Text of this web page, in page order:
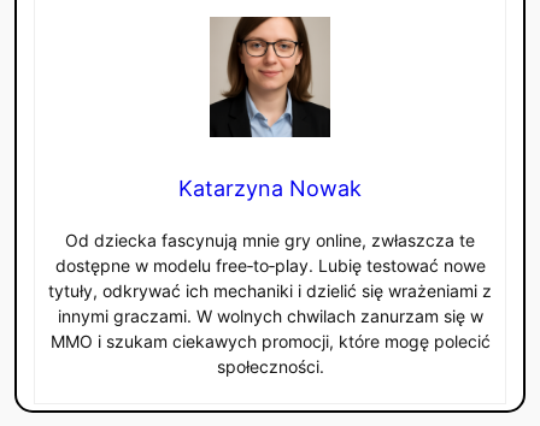
Katarzyna Nowak
Od dziecka fascynują mnie gry online, zwłaszcza te
dostępne w modelu free‑to‑play. Lubię testować nowe
tytuły, odkrywać ich mechaniki i dzielić się wrażeniami z
innymi graczami. W wolnych chwilach zanurzam się w
MMO i szukam ciekawych promocji, które mogę polecić
społeczności.